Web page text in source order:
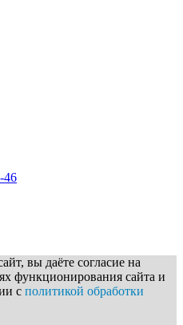
46
вы даёте согласие на
функционирования сайта и
с политикой обработки